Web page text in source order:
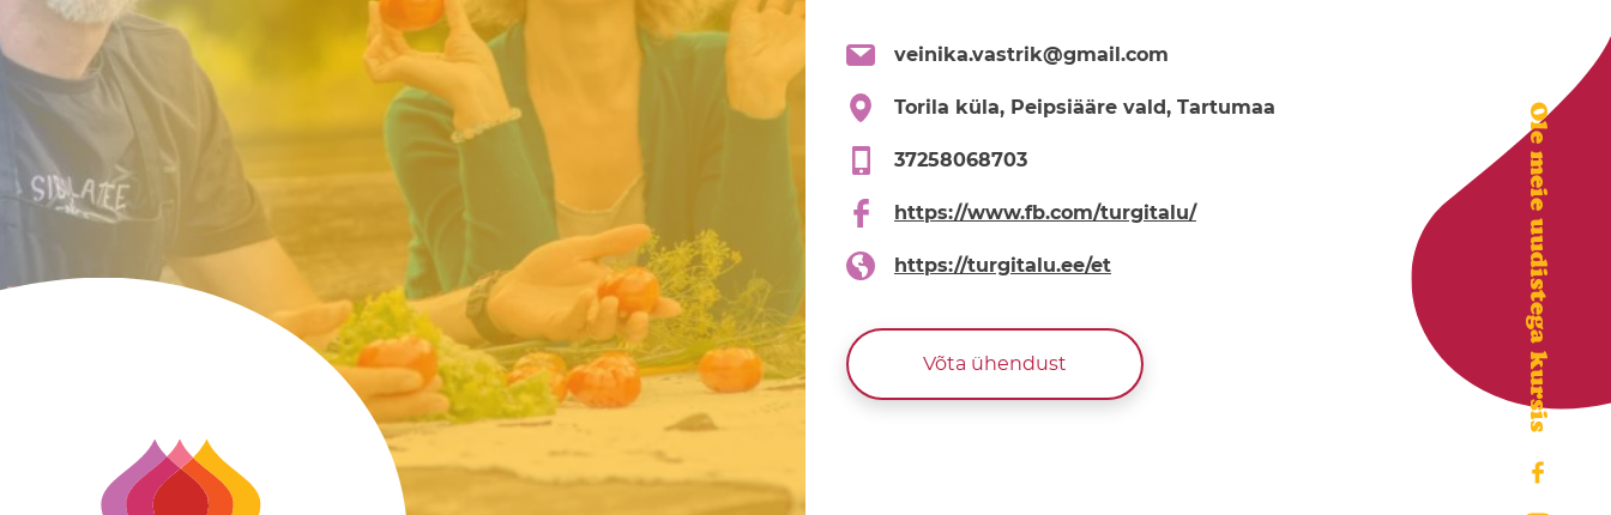
veinika.vastrik@gmail.com
Torila küla, Peipsiääre vald, Tartumaa
37258068703
https://www.fb.com/turgitalu/
https://turgitalu.ee/et
Võta ühendust Ole meie uudistega kursis